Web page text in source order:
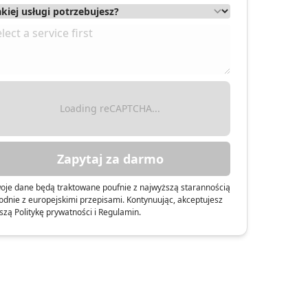
Loading reCAPTCHA...
Zapytaj za darmo
dane będą traktowane poufnie z najwyższą starannością
z europejskimi przepisami. Kontynuując, akceptujesz
Politykę prywatności i Regulamin.